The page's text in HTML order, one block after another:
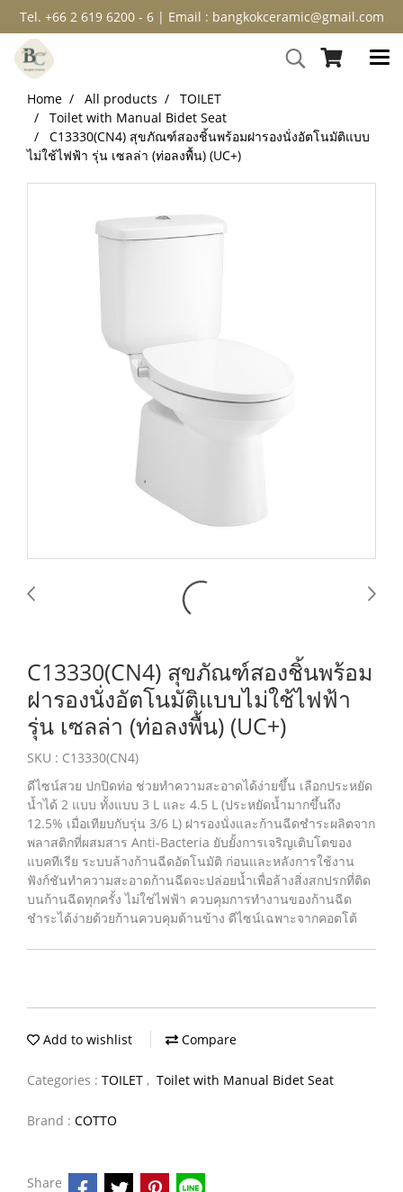
Tel. +66 2 619 6200 - 6 | Email : bangkokceramic@gmail.com
Home All products
TOILET
Toilet with Manual Bidet Seat
C13330(CN4) สุขภัณฑ์สองชิ้นพร้อมฝารองนั่งอัตโนมัติแบบ
ไม่ใช้ไฟฟ้า รุ่น เซลล่า (ท่อลงพื้น) (UC+)
C13330(CN4) สุขภัณฑ์สองชิ้นพร้อม
ฝารองนั่งอัตโนมัติแบบไม่ใช้ไฟฟ้า
รุ่น เซลล่า (ท่อลงพื้น) (UC+)
SKU : C13330(CN4)
ดีไซน์สวย ปกปิดท่อ ช่วยทำความสะอาดได้ง่ายขึ้น เลือกประหยัด
น้ำได้ 2 แบบ ทั้งแบบ 3 L และ 4.5 L (ประหยัดน้ำมากขึ้นถึง
12.5% เมื่อเทียบกับรุ่น 3/6 L) ฝารองนั่งและก้านฉีดชำระผลิตจาก
พลาสติกที่ผสมสาร Anti-Bacteria ยับยั้งการเจริญเติบโตของ
แบคทีเรีย ระบบล้างก้านฉีดอัตโนมัติ ก่อนและหลังการใช้งาน
ฟังก์ชันทำความสะอาดก้านฉีดจะปล่อยน้ำเพื่อล้างสิ่งสกปรกที่ติด
บนก้านฉีดทุกครั้ง ไม่ใช่ไฟฟ้า ควบคุมการทำงานของก้านฉีด
ชำระได้ง่ายด้วยก้านควบคุมด้านข้าง ดีไซน์เฉพาะจากคอตโต้
Add to wishlist Compare
Categories : TOILET , Toilet with Manual Bidet Seat
Brand : COTTO
Share